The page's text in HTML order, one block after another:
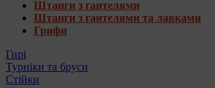
Штанги з гантелями
Штанги з гантелями та лавками
Грифи
Гирі
Турніки та бруси
Стійки